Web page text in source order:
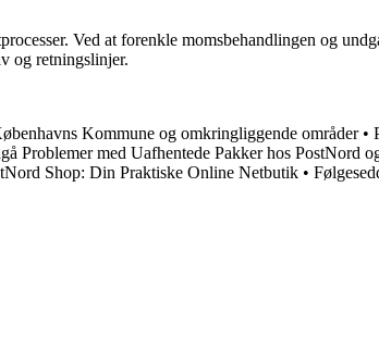
Ved at forenkle momsbehandlingen og
og retningslinjer.
Kommune og omkringliggende områder•
Problemer med Uafhentede Pakker hos PostNord
Shop: Din Praktiske Online Netbutik •